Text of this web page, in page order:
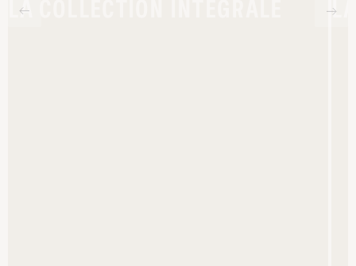
LA COLLECTION INTÉGRALE